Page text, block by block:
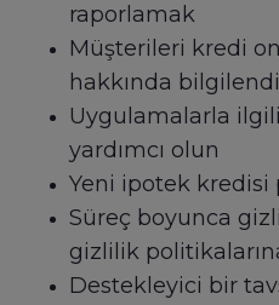
raporlamak
Müşterileri kredi
hakkında
Uygulamalarla
yardımcı olun
Yeni ipotek kredisi
Süreç boyunca
gizlilik
Destekleyici bir